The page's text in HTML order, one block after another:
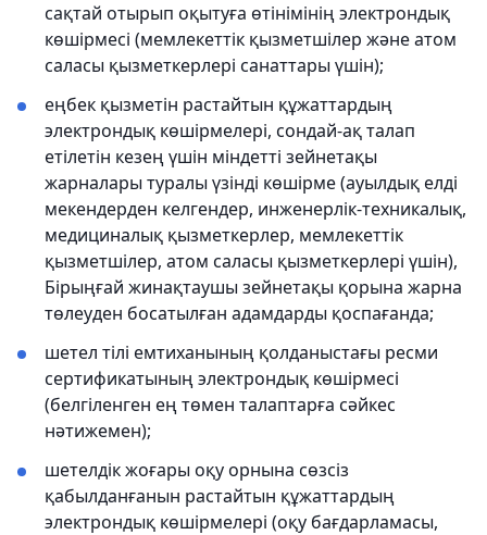
сақтай отырып оқытуға өтінімінің электрондық
көшірмесі (мемлекеттік қызметшілер және атом
саласы қызметкерлері санаттары үшін);
еңбек қызметін растайтын құжаттардың
электрондық көшірмелері, сондай-ақ талап
етілетін кезең үшін міндетті зейнетақы
жарналары туралы үзінді көшірме (ауылдық елді
мекендерден келгендер, инженерлік-техникалық,
медициналық қызметкерлер, мемлекеттік
қызметшілер, атом саласы қызметкерлері үшін),
Бірыңғай жинақтаушы зейнетақы қорына жарна
төлеуден босатылған адамдарды қоспағанда;
шетел тілі емтиханының қолданыстағы ресми
сертификатының электрондық көшірмесі
(белгіленген ең төмен талаптарға сәйкес
нәтижемен);
шетелдік жоғары оқу орнына сөзсіз
қабылданғанын растайтын құжаттардың
электрондық көшірмелері (оқу бағдарламасы,